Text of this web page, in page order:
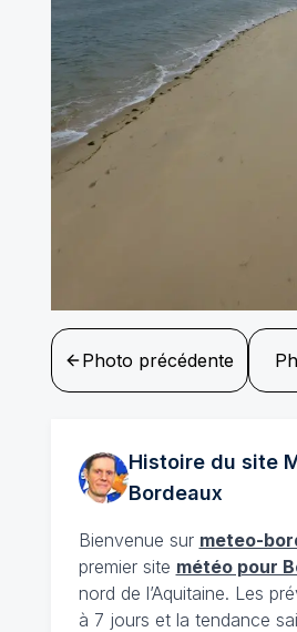
Photo précédente
Histoire du site
Bordeaux
Bienvenue sur meteo-
premier site météo pour
nord de l’Aquitaine. Les
à 7 jours et la tendance